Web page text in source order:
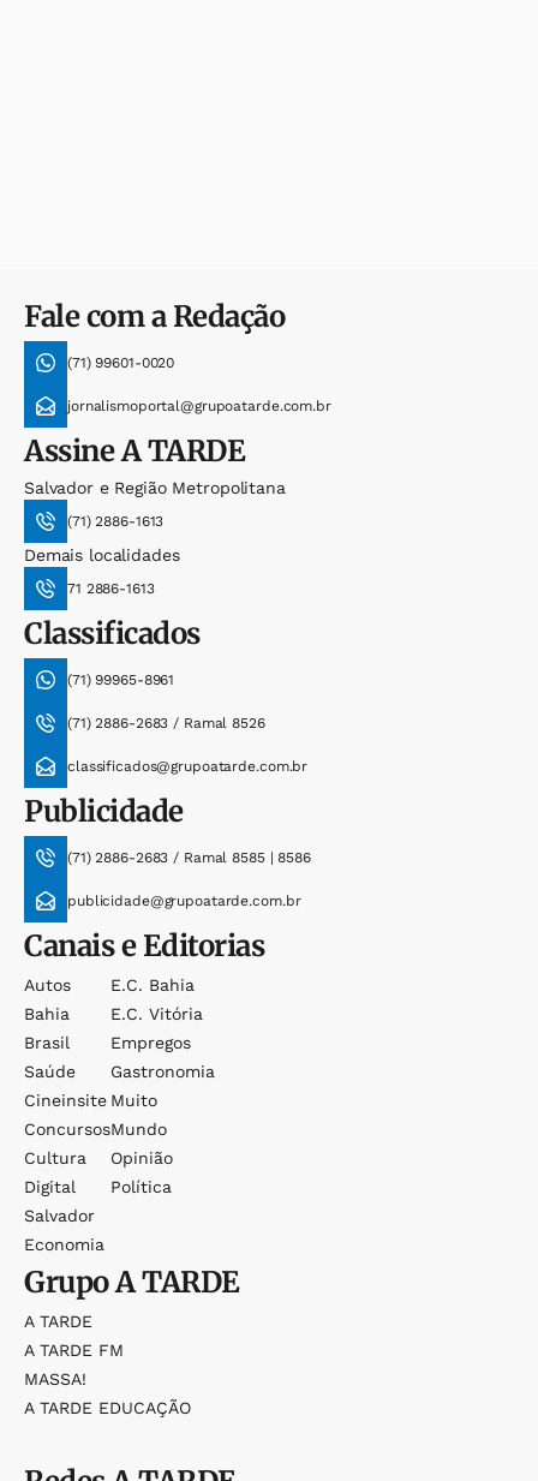
Fale com a Redação
(71) 99601-0020
jornalismoportal@grupoatarde.com.br
AssineA TARDE
Salvador e Região Metropolitana
(71) 2886-1613
Demais localidades
71 2886-1613
Classificados
(71) 99965-8961
(71) 2886-2683 / Ramal 8526
classificados@grupoatarde.com.br
Publicidade
(71) 2886-2683 / Ramal 8585 | 8586
publicidade@grupoatarde.com.br
Canais e Editorias
Autos
Bahia
Brasil
Saúde
Cineinsite
Concursos
Cultura
Digital
Salvador
Economia
E.c. Bahia
E.c. Vitória
Empregos
Gastronomia
Muito
Mundo
Opinião
Política
GrupoA TARDE
A TARDE
A TARDE FM
MASSA!
A TARDE EDUCAÇÃO